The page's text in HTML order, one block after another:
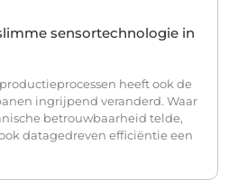
sensortechnologie in
heeft ook de
ingrijpend veranderd. Waar
betrouwbaarheid telde,
datagedreven efficiëntie een